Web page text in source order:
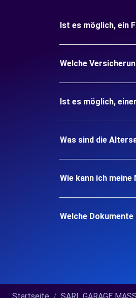
Ist es möglich, ein
Welche
Ist es möglich,
Was sind die
Wie kann ich
Welche